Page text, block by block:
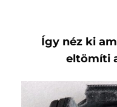
Így néz ki
eltömíti